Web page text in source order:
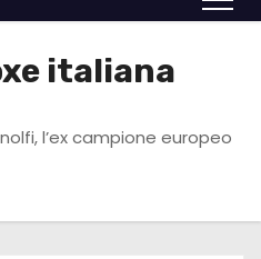
italiana
l’ex campione europeo